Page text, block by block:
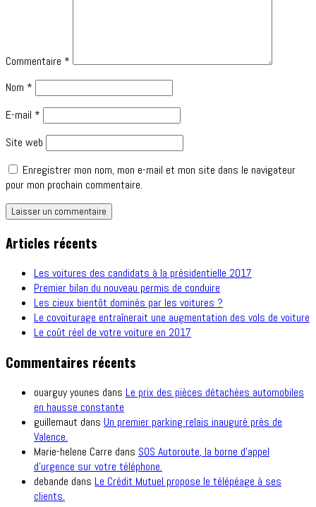
Commentaire *
Nom *
E-mail *
Site web
Enregistrer mon nom, mon e-mail et mon site dans le navigateur
pour mon prochain commentaire.
Articles récents
Les voitures des candidats à la présidentielle 2017
Premier bilan du nouveau permis de conduire
Les cieux bientôt dominés par les voitures ?
Le covoiturage entraînerait une augmentation des vols de voiture
Le coût réel de votre voiture en 2017
Commentaires récents
ouarguy younes dans Le prix des pièces détachées automobiles
en hausse constante
guillemaut dans Un premier parking relais inauguré près de
Valence.
Marie-helene Carre dans SOS Autoroute, la borne d’appel
d’urgence sur votre téléphone.
debande dans Le Crédit Mutuel propose le télépéage à ses
clients.